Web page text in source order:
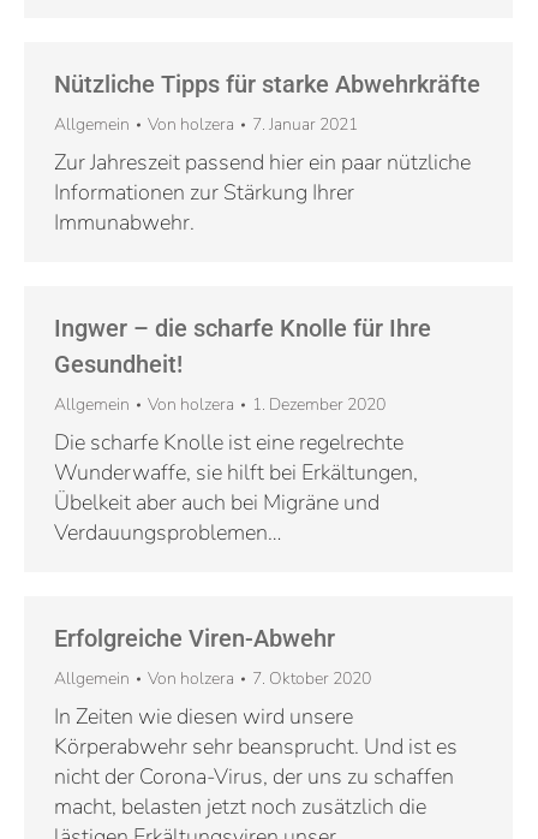
Nützliche Tipps für starke Abwehrkräfte
Allgemein Von holzera 7. Januar 2021
Zur Jahreszeit passend hier ein paar nützliche
Informationen zur Stärkung Ihrer
Immunabwehr.
Ingwer – die scharfe Knolle für Ihre
Gesundheit!
Allgemein Von holzera 1. Dezember 2020
Die scharfe Knolle ist eine regelrechte
Wunderwaffe, sie hilft bei Erkältungen,
Übelkeit aber auch bei Migräne und
Verdauungsproblemen…
Erfolgreiche Viren-Abwehr
Allgemein Von holzera 7. Oktober 2020
In Zeiten wie diesen wird unsere
Körperabwehr sehr beansprucht. Und ist es
nicht der Corona-Virus, der uns zu schaffen
macht, belasten jetzt noch zusätzlich die